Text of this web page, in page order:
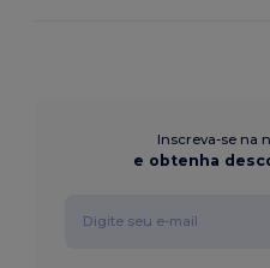
Inscreva-se na
e obtenha